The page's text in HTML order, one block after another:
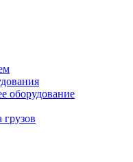
оборудование
грузов